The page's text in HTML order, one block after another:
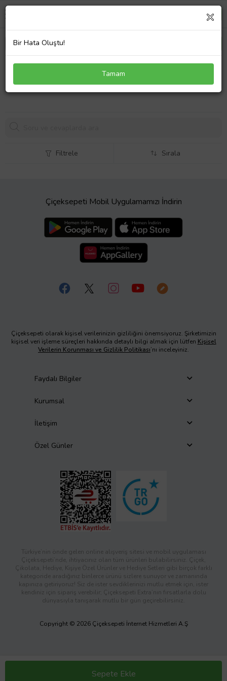
Asus 19V 1.75A 33W Şarj Notebook Adaptörü
1376,06 TL
Sepete Ekle
Filtrele Sırala
Çiçeksepeti Mobil Uygulamamızı İndirin
Çiçeksepeti olarak kişisel verilerinizin gizliliğini önemsiyoruz. Şirketimizin
kişisel veri işleme süreçleri hakkında detaylı bilgi almak için lütfen Kişisel
Verilerin Korunması ve Gizlilik Politikası’nı inceleyiniz.
Faydalı Bilgiler
Kurumsal
İletişim
Özel Günler
Türkiye’nin önde gelen online alışveriş sitesi ve mobil uygulaması
Çiçeksepeti’nde, ihtiyacınız olan tüm ürünleri bulabilirsiniz. Çiçek,
Çikolata, Hediye, Kişiye Özel Ürünler ve Hediye Setleri gibi birçok farklı
kategoride aradığınız binlerce ürünü sizlere sunuyor ve zamanında
kapınıza getiriyoruz! Siz de ister sevdiklerinizi mutlu etmek için, ister
kendiniz için sipariş verebilir; Çiçeksepeti Extra’nın fırsatlarla dolu
dünyasıyla tanışarak mutlu bir gün geçirebilirsiniz.
Copyright © 2026 Çiçeksepeti İnternet Hizmetleri A.Ş
Bir Hata Oluştu!
Tamam